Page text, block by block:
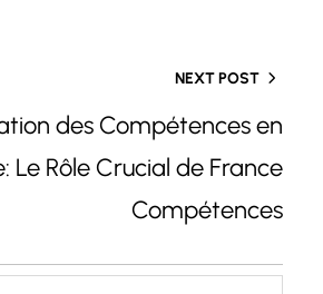
NEXT POST
des Compétences en
Le Rôle Crucial de France
Compétences